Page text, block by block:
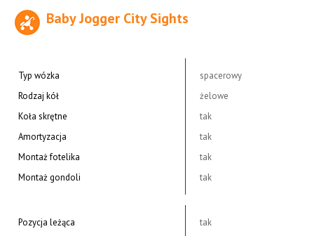
Baby Jogger City Sights
Typ wózka
spacerowy
Rodzaj kół
żelowe
Koła skrętne
tak
Amortyzacja
tak
Montaż fotelika
tak
Montaż gondoli
tak
Pozycja leżąca
tak